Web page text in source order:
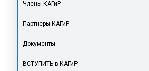
Члены КАГиР
Партнеры КАГиР
Документы
ВСТУПИТЬ в КАГиР